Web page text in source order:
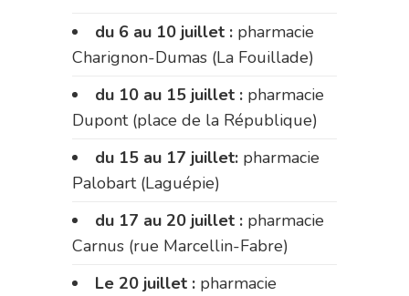
du 6 au 10 juillet : pharmacie
Charignon-Dumas (La Fouillade)
du 10 au 15 juillet : pharmacie
Dupont (place de la République)
du 15 au 17 juillet: pharmacie
Palobart (Laguépie)
du 17 au 20 juillet : pharmacie
Carnus (rue Marcellin-Fabre)
Le 20 juillet : pharmacie